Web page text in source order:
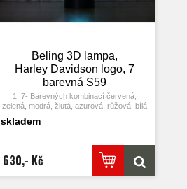
Beling 3D lampa,
Harley Davidson logo, 7
barevná S59
1: 7- Barevných kombinací červená,
zelená, modrá, žlutá, azurová, růžová, bílá
rozsvítí jedna barva, stisknutím tlačítka se
další barva.
3: Automaticky režim změny barvy.
Stiskněte dotykové tlačítko na poslední
skladem
630,- Kč